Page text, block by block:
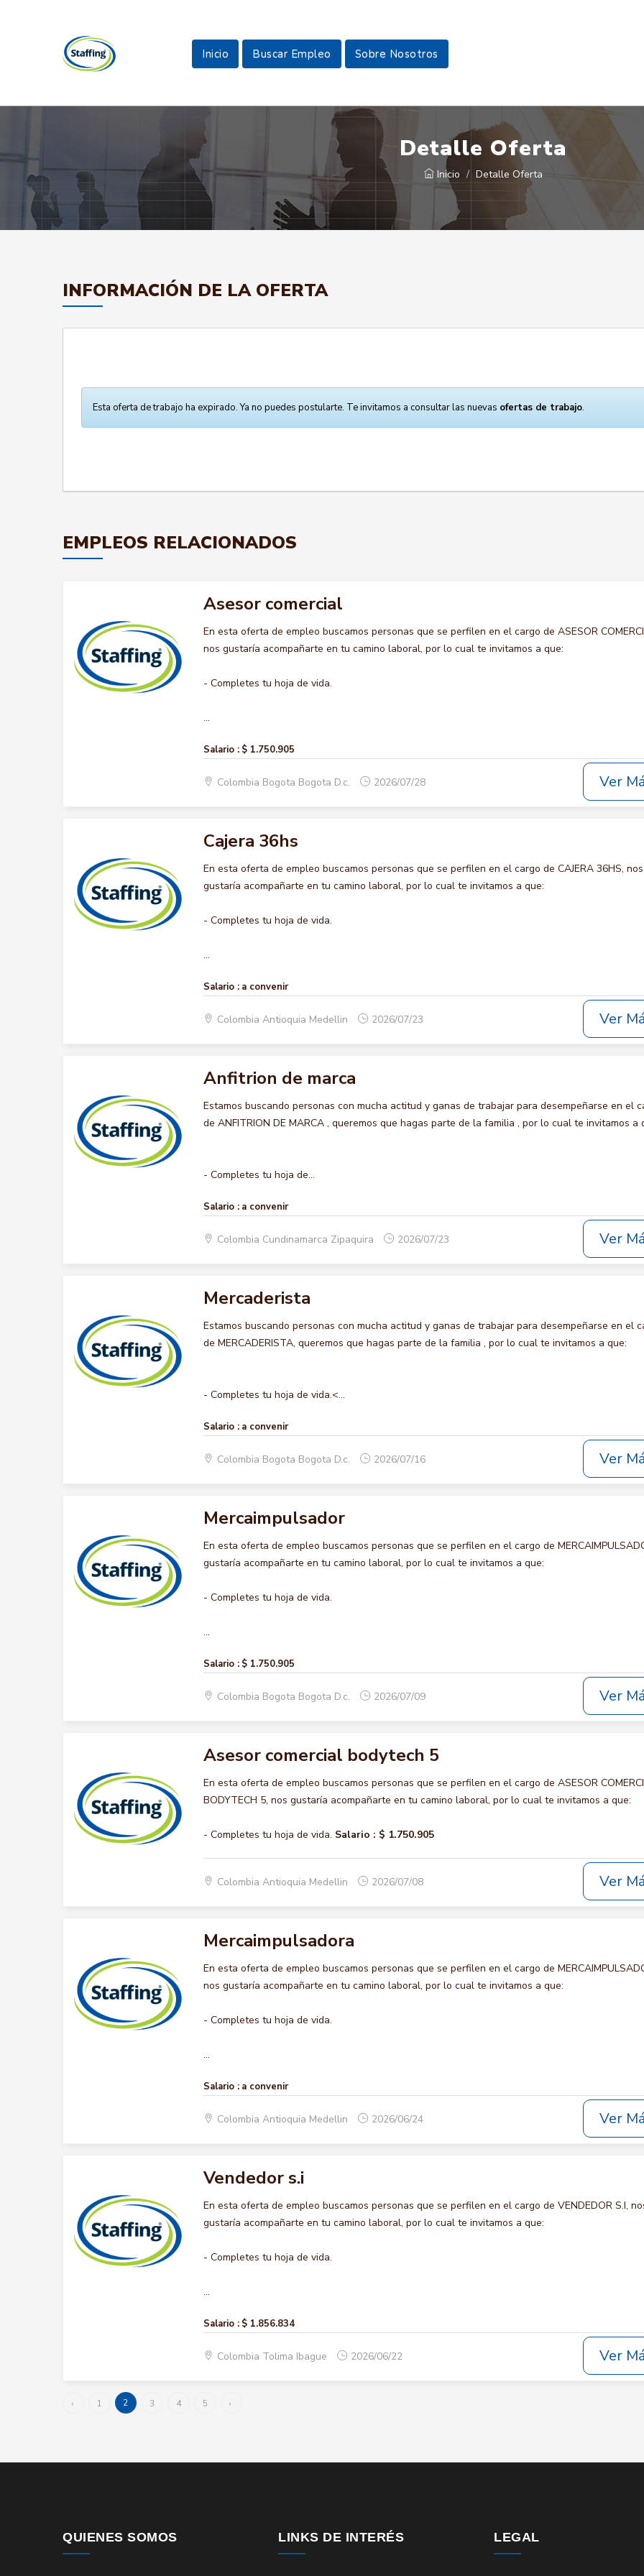
Inicio Buscar Empleo Sobre Nosotros
Detalle Oferta
Inicio Detalle Oferta
INFORMACIÓN DE LA OFERTA
Esta oferta de trabajo ha expirado. Ya no puedes postularte. Te invitamos a consultar las nuevas ofertas de trabajo.
EMPLEOS RELACIONADOS
Asesor comercial
En esta oferta de empleo buscamos personas que se perfilen en el cargo de ASESOR
nos gustaría acompañarte en tu camino laboral, por lo cual te invitamos a que:
- Completes tu hoja de vida.
...
Salario : $ 1.750.905
Colombia Bogota Bogota D.c. 2026/07/28 Ver
Cajera 36hs
En esta oferta de empleo buscamos personas que se perfilen en el cargo de CAJERA 36HS, nos
gustaría acompañarte en tu camino laboral, por lo cual te invitamos a que:
- Completes tu hoja de vida.
...
Salario : a convenir
Colombia Antioquia Medellin 2026/07/23 Ver
Anfitrion de marca
Estamos buscando personas con mucha actitud y ganas de trabajar para desempeñarse en el
de ANFITRION DE MARCA , queremos que hagas parte de la familia , por lo cual te invitamos a
- Completes tu hoja de...
Salario : a convenir
Colombia Cundinamarca Zipaquira 2026/07/23 Ver
Mercaderista
Estamos buscando personas con mucha actitud y ganas de trabajar para desempeñarse en el
de MERCADERISTA, queremos que hagas parte de la familia , por lo cual te invitamos a que:
- Completes tu hoja de vida.<...
Salario : a convenir
Colombia Bogota Bogota D.c. 2026/07/16 Ver
Mercaimpulsador
En esta oferta de empleo buscamos personas que se perfilen en el cargo de
gustaría acompañarte en tu camino laboral, por lo cual te invitamos a que:
- Completes tu hoja de vida.
...
Salario : $ 1.750.905
Colombia Bogota Bogota D.c. 2026/07/09 Ver
Asesor comercial bodytech 5
En esta oferta de empleo buscamos personas que se perfilen en el cargo de ASESOR
BODYTECH 5, nos gustaría acompañarte en tu camino laboral, por lo cual te invitamos a que:
- Completes tu hoja de vida. Salario : $ 1.750.905
Colombia Antioquia Medellin 2026/07/08 Ver
Mercaimpulsadora
En esta oferta de empleo buscamos personas que se perfilen en el cargo de
nos gustaría acompañarte en tu camino laboral, por lo cual te invitamos a que:
- Completes tu hoja de vida.
...
Salario : a convenir
Colombia Antioquia Medellin 2026/06/24 Ver
Vendedor s.i
En esta oferta de empleo buscamos personas que se perfilen en el cargo de VENDEDOR S.I,
gustaría acompañarte en tu camino laboral, por lo cual te invitamos a que:
- Completes tu hoja de vida.
...
Salario : $ 1.856.834
Colombia Tolima Ibague 2026/06/22 Ver
‹ 1 2 3 4 5 ›
QUIENES SOMOS LINKS DE INTERÉS LEGAL